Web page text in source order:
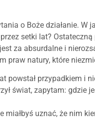
o Boże działanie.
setki lat?
za absurdalne i
praw natury, które
powstał przypadkiem i
świat, zapytam: gdzie
uznać, że nim